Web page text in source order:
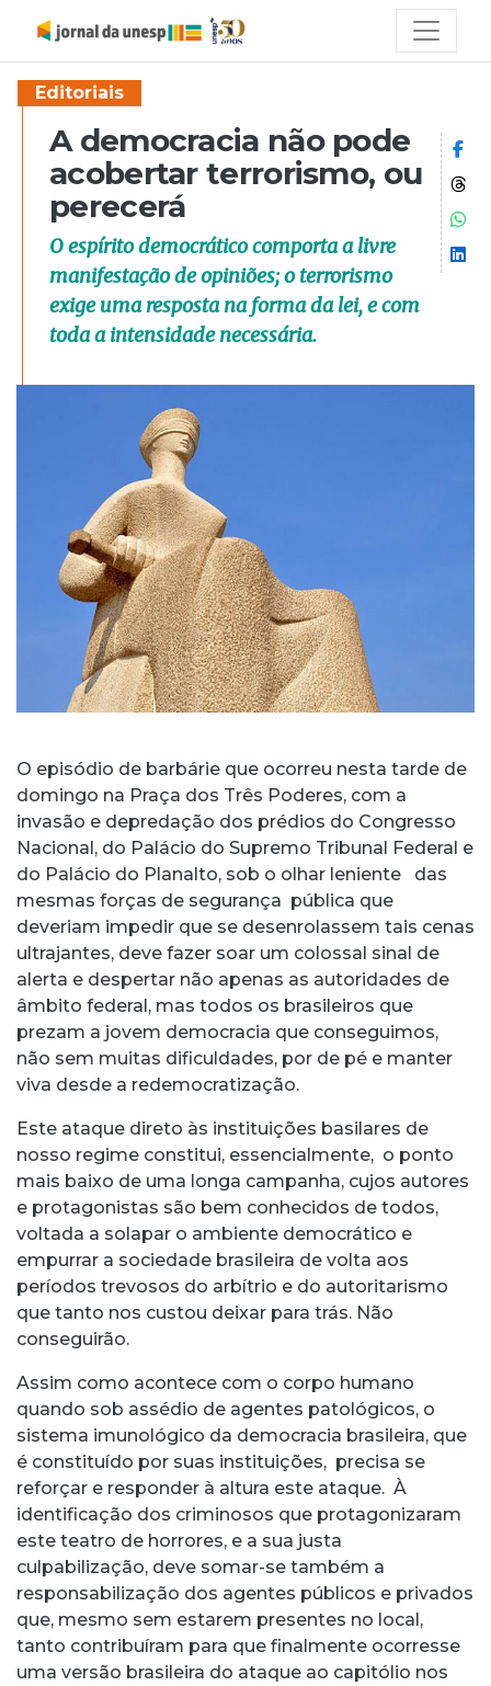
Editoriais
A democracia não pode
acobertar terrorismo, ou
perecerá
O espírito democrático comporta a livre
manifestação de opiniões; o terrorismo
exige uma resposta na forma da lei, e com
toda a intensidade necessária.
O episódio de barbárie que ocorreu nesta tarde de
domingo na Praça dos Três Poderes, com a
invasão e depredação dos prédios do Congresso
Nacional, do Palácio do Supremo Tribunal Federal e
do Palácio do Planalto, sob o olhar leniente das
mesmas forças de segurança pública que
deveriam impedir que se desenrolassem tais cenas
ultrajantes, deve fazer soar um colossal sinal de
alerta e despertar não apenas as autoridades de
âmbito federal, mas todos os brasileiros que
prezam a jovem democracia que conseguimos,
não sem muitas dificuldades, por de pé e manter
viva desde a redemocratização.
Este ataque direto às instituições basilares de
nosso regime constitui, essencialmente, o ponto
mais baixo de uma longa campanha, cujos autores
e protagonistas são bem conhecidos de todos,
voltada a solapar o ambiente democrático e
empurrar a sociedade brasileira de volta aos
períodos trevosos do arbítrio e do autoritarismo
que tanto nos custou deixar para trás. Não
conseguirão.
Assim como acontece com o corpo humano
quando sob assédio de agentes patológicos, o
sistema imunológico da democracia brasileira, que
é constituído por suas instituições, precisa se
reforçar e responder à altura este ataque. À
identificação dos criminosos que protagonizaram
este teatro de horrores, e a sua justa
culpabilização, deve somar-se também a
responsabilização dos agentes públicos e privados
que, mesmo sem estarem presentes no local,
tanto contribuíram para que finalmente ocorresse
uma versão brasileira do ataque ao capitólio nos